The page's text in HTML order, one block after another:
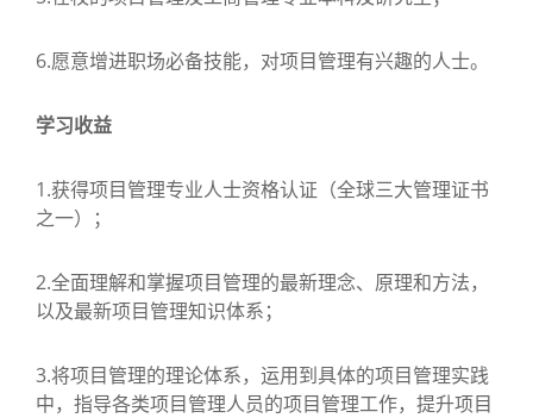
6.愿意增进职场必备技能，对项目管理有兴趣的人士。
学习收益
1.获得项目管理专业人士资格认证（全球三大管理证书
之一）；
2.全面理解和掌握项目管理的最新理念、原理和方法，
以及最新项目管理知识体系；
3.将项目管理的理论体系，运用到具体的项目管理实践
中，指导各类项目管理人员的项目管理工作，提升项目